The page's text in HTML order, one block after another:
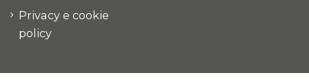
Privacy e cookie
policy